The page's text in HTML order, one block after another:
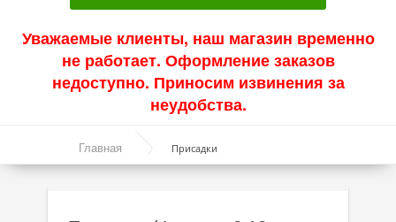
Актуальные продукты
Акции
Синтетические масла
Уважаемые клиенты, наш магазин временно
не работает. Оформление заказов
недоступно. Приносим извинения за
неудобства.
Главная Присадки